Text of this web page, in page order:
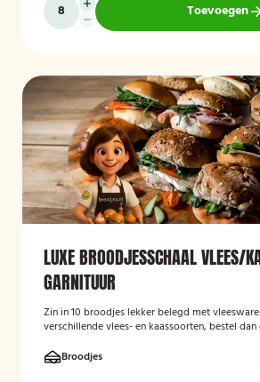
Toevoegen
LUXE BROODJESSCHAAL VLEES/
GARNITUUR
Zin in 10 broodjes lekker belegd met
verschillende vlees- en kaassoorten, bestel dan
Broodjes